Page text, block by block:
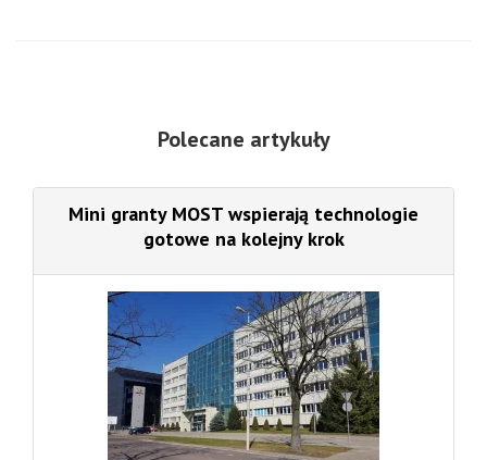
Polecane artykuły
Mini granty MOST wspierają technologie
gotowe na kolejny krok